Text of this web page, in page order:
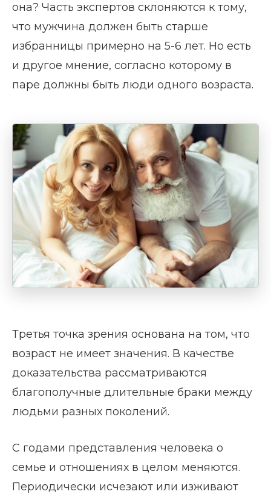
она? Часть экспертов склоняются к тому,
что мужчина должен быть старше
избранницы примерно на 5-6 лет. Но есть
и другое мнение, согласно которому в
паре должны быть люди одного возраста.
Третья точка зрения основана на том, что
возраст не имеет значения. В качестве
доказательства рассматриваются
благополучные длительные браки между
людьми разных поколений.
С годами представления человека о
семье и отношениях в целом меняются.
Периодически исчезают или изживают